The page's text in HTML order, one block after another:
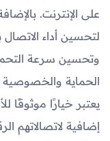
على الإنترنت.
لتحسين أداء الاتصال
وتحسين سرعة
الحماية
يعتبر خيارًا موثوقًا